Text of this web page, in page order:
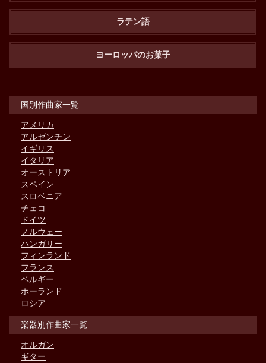
ラテン語
ヨーロッパのお菓子
国別作曲家一覧
アメリカ
アルゼンチン
イギリス
イタリア
オーストリア
スペイン
スロベニア
チェコ
ドイツ
ノルウェー
ハンガリー
フィンランド
フランス
ベルギー
ポーランド
ロシア
楽器別作曲家一覧
オルガン
ギター